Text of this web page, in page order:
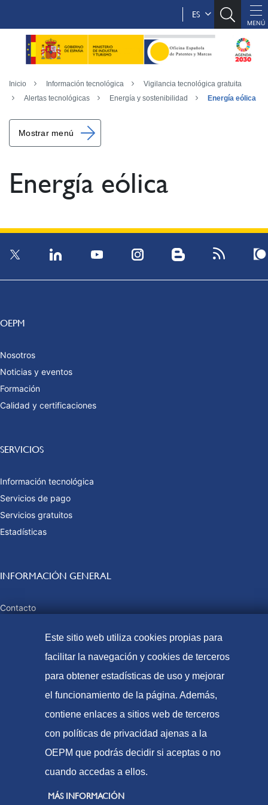
ES
Inicio Información tecnológica
Vigilancia tecnológica gratuita
Alertas tecnológicas
Energía y sostenibilidad Energía eólica
Mostrar menú
Energía eólica
OEPM
Nosotros
Noticias y eventos
Formación
Calidad y certificaciones
SERVICIOS
Información tecnológica
Servicios de pago
Servicios gratuitos
Estadísticas
INFORMACIÓN GENERAL
Contacto
Tasas y precios públicos
Formas de pago
© Oficina Española de Patentes y Marcas, 2023
Accesibilidad
Aviso Legal
Este sitio web utiliza cookies propias para
facilitar la navegación y cookies de terceros
para obtener estadísticas de uso y mejorar
el funcionamiento de la página. Además,
contiene enlaces a sitios web de terceros
con políticas de privacidad ajenas a la
OEPM que podrás decidir si aceptas o no
cuando accedas a ellos.
MÁS INFORMACIÓN